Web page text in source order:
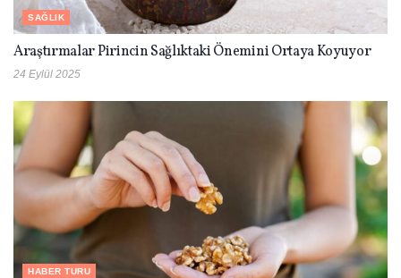
SAĞLIK
Araştırmalar Pirincin Sağlıktaki Önemini Ortaya Koyuyor
24 Eylül 2025
HABER TURU